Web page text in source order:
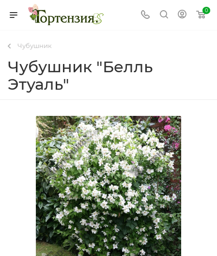
0
Чубушник
Чубушник "Белль
Этуаль"